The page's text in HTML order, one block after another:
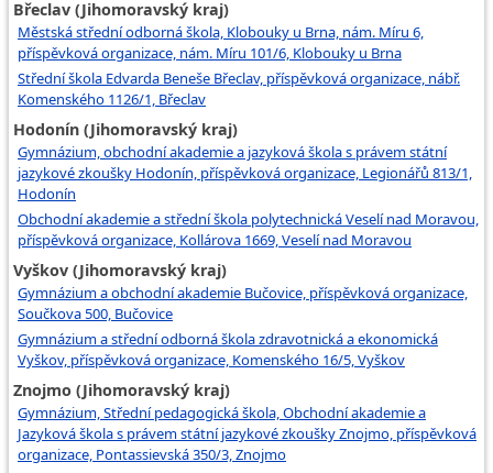
Břeclav (Jihomoravský kraj)
Městská střední odborná škola, Klobouky u Brna, nám. Míru 6,
příspěvková organizace, nám. Míru 101/6, Klobouky u Brna
Střední škola Edvarda Beneše Břeclav, příspěvková organizace, nábř.
Komenského 1126/1, Břeclav
Hodonín (Jihomoravský kraj)
Gymnázium, obchodní akademie a jazyková škola s právem státní
jazykové zkoušky Hodonín, příspěvková organizace, Legionářů 813/1,
Hodonín
Obchodní akademie a střední škola polytechnická Veselí nad Moravou,
příspěvková organizace, Kollárova 1669, Veselí nad Moravou
Vyškov (Jihomoravský kraj)
Gymnázium a obchodní akademie Bučovice, příspěvková organizace,
Součkova 500, Bučovice
Gymnázium a střední odborná škola zdravotnická a ekonomická
Vyškov, příspěvková organizace, Komenského 16/5, Vyškov
Znojmo (Jihomoravský kraj)
Gymnázium, Střední pedagogická škola, Obchodní akademie a
Jazyková škola s právem státní jazykové zkoušky Znojmo, příspěvková
organizace, Pontassievská 350/3, Znojmo